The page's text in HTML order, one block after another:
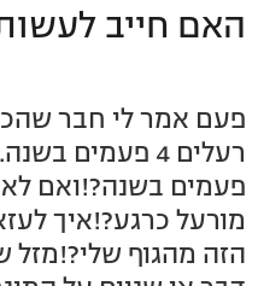
האם חייב
פעם אמר לי חבר
רעלים 4
פעמים בשנה?!ואם
מורעל כרגע?!איך
הזה מהגוף